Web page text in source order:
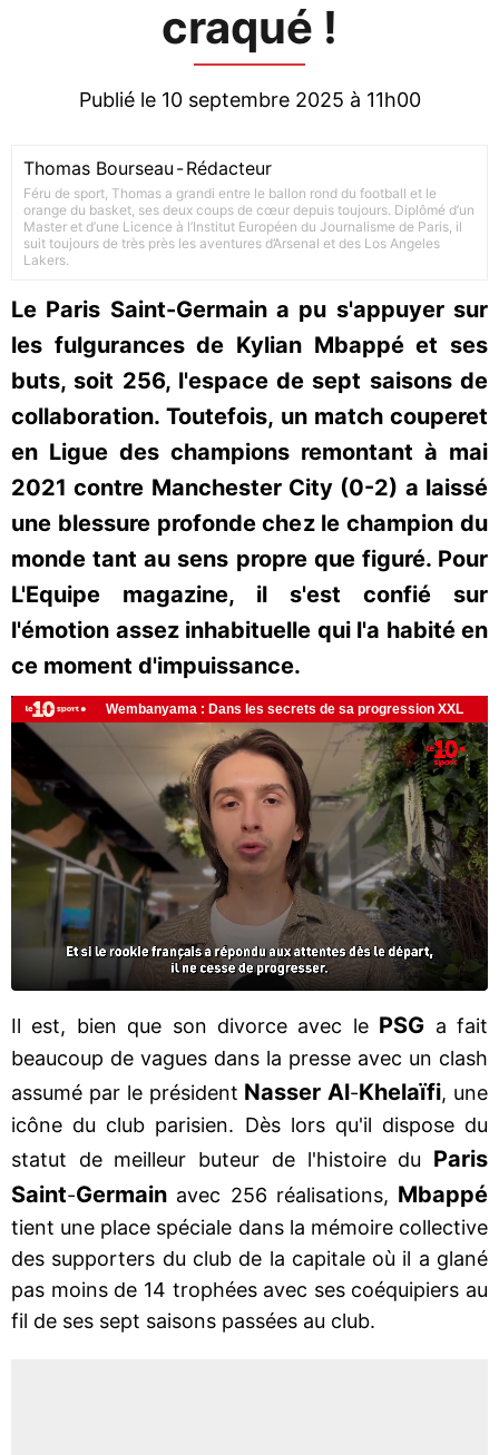
craqué !
Publié le 10 septembre 2025 à 11h00
Thomas Bourseau -Rédacteur
Féru de sport, Thomas a grandi entre le ballon rond du football et le
orange du basket, ses deux coups de cœur depuis toujours. Diplômé d’un
Master et d’une Licence à l’Institut Européen du Journalisme de Paris, il
suit toujours de très près les aventures d’Arsenal et des Los Angeles
Lakers.
Le Paris Saint-Germain a pu s'appuyer sur
les fulgurances de Kylian Mbappé et ses
buts, soit 256, l'espace de sept saisons de
collaboration. Toutefois, un match couperet
en Ligue des champions remontant à mai
2021 contre Manchester City (0-2) a laissé
une blessure profonde chez le champion du
monde tant au sens propre que figuré. Pour
L'Equipe magazine, il s'est confié sur
l'émotion assez inhabituelle qui l'a habité en
ce moment d'impuissance.
Il est, bien que son divorce avec le PSG a fait
beaucoup de vagues dans la presse avec un clash
assumé par le président Nasser Al-Khelaïfi, une
icône du club parisien. Dès lors qu'il dispose du
statut de meilleur buteur de l'histoire du Paris
Saint-Germain avec 256 réalisations, Mbappé
tient une place spéciale dans la mémoire collective
des supporters du club de la capitale où il a glané
pas moins de 14 trophées avec ses coéquipiers au
fil de ses sept saisons passées au club.